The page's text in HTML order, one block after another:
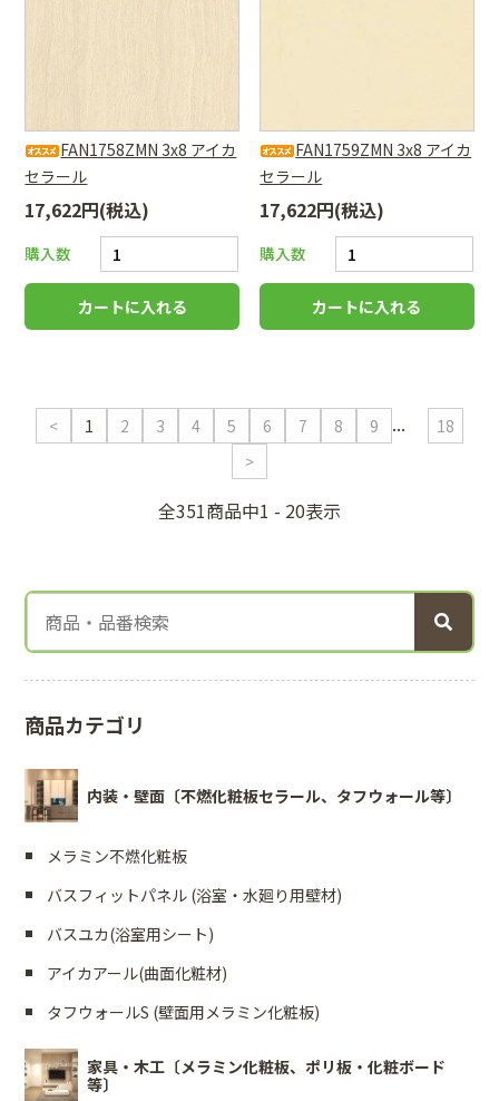
FAN1758ZMN 3x8 アイカ
セラール
17,622円(税込)
購入数
FAN1759ZMN 3x8 アイカ
セラール
17,622円(税込)
購入数
< 1 2 3 4 5 6 7 8 9 ...
18
>
全351商品中1 - 20表示
商品カテゴリ
内装・壁面〔不燃化粧板セラール、タフウォール等〕
メラミン不燃化粧板
バスフィットパネル (浴室・水廻り用壁材)
バスユカ(浴室用シート)
アイカアール(曲面化粧材)
タフウォールS (壁面用メラミン化粧板)
家具・木工〔メラミン化粧板、ポリ板・化粧ボード
等〕